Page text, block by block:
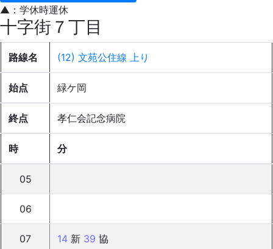
▲：学休時運休
十字街７丁目
路線名 (12) 文苑公住線 上り
始点 緑ケ岡
終点 孝仁会記念病院
時 分
05
06
07 14 新 39 協